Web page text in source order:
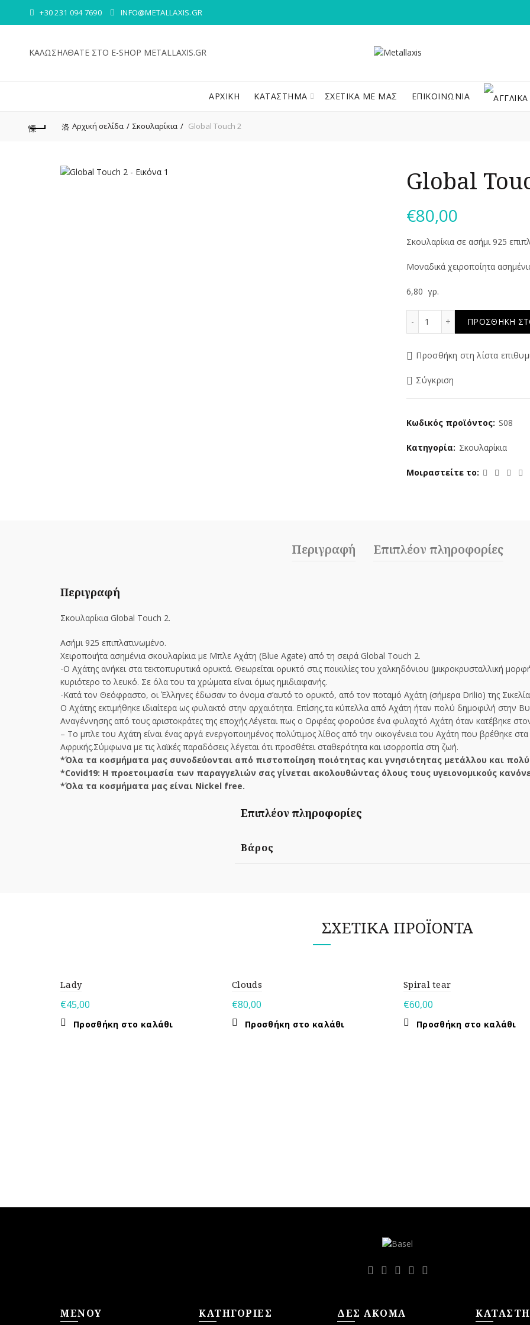
+30 231 094 7690 INFO@METALLAXIS.GR
ΚΑΛΩΣΗΛΘΑΤΕ ΣΤΟ E-SHOP METALLAXIS.GR
ΑΡΧΙΚΉ ΚΑΤΆΣΤΗΜΑ ΣΧΕΤΙΚΆ ΜΕ ΜΑΣ ΕΠΙΚΟΙΝΩΝΊΑ
Αρχική σελίδα Σκουλαρίκια Global Touch 2
Global
€80,00
Σκουλαρίκια σε ασήμι 925
Μοναδικά χειροποίητα
6,80 γρ.
ΠΡΟΣΘΉΚΗ
Προσθήκη στη λίστα
Σύγκριση
Κωδικός προϊόντος: S08
Κατηγορία: Σκουλαρίκια
Μοιραστείτε το
Περιγραφή Επιπλέον πληροφορίες
Περιγραφή
Σκουλαρίκια Global Touch 2.
Ασήμι 925 επιπλατινωμένο.
Χειροποιήτα ασημένια σκουλαρίκια με Μπλε Αχάτη (Blue Agate) από τη σειρά Global Touch 2.
-Ο Αχάτης ανήκει στα τεκτοπυρυτικά ορυκτά. Θεωρείται ορυκτό στις ποικιλίες του χαλκηδόνιου (μικροκρυσταλλική
κυριότερο το λευκό. Σε όλα του τα χρώματα είναι όμως ημιδιαφανής.
-Κατά τον Θεόφραστο, οι Έλληνες έδωσαν το όνομα σ’αυτό το ορυκτό, από τον ποταμό Αχάτη (σήμερα Drilio) της
Ο Αχάτης εκτιμήθηκε ιδιαίτερα ως φυλακτό στην αρχαιότητα. Επίσης,τα κύπελλα από Αχάτη ήταν πολύ δημοφιλή στην
Αναγέννησης από τους αριστοκράτες της εποχής.Λέγεται πως ο Ορφέας φορούσε ένα φυλαχτό Αχάτη όταν κατέβηκε
– Το μπλε του Αχάτη είναι ένας αργά ενεργοποιημένος πολύτιμος λίθος από την οικογένεια του Αχάτη που βρέθηκε
Αφρικής.Σύμφωνα με τις λαϊκές παραδόσεις λέγεται ότι προσθέτει σταθερότητα και ισορροπία στη ζωή.
*Όλα τα κοσμήματα μας συνοδεύονται από πιστοποίηση ποιότητας και γνησιότητας μετάλλου και
*Covid19: Η προετοιμασία των παραγγελιών σας γίνεται ακολουθώντας όλους τους υγειονομικούς
*Όλα τα κοσμήματα μας είναι Nickel free.
Επιπλέον πληροφορίες
Βάρος
ΣΧΕΤΙΚΆ ΠΡΟΪΌΝΤΑ
Lady
€45,00
Προσθήκη στο καλάθι
Clouds
€80,00
Προσθήκη στο καλάθι
Spiral tear
€60,00
Προσθήκη στο καλάθι
ΜΕΝΟΥ ΚΑΤΗΓΟΡΙΕΣ ΔΕΣ ΑΚΟΜΑ